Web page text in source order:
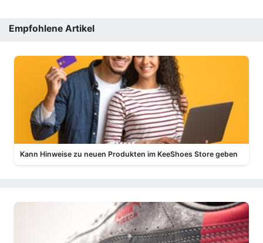
Empfohlene Artikel
Kann Hinweise zu neuen Produkten im KeeShoes Store geben